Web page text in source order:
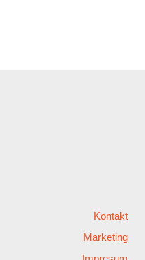
Kontakt
Marketing